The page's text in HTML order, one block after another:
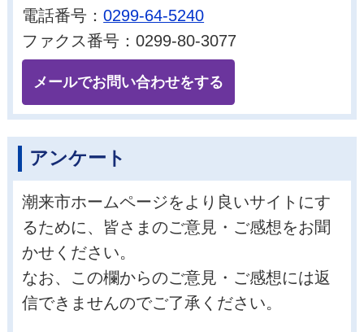
電話番号：0299-64-5240
ファクス番号：0299-80-3077
メールでお問い合わせをする
アンケート
潮来市ホームページをより良いサイトにす
るために、皆さまのご意見・ご感想をお聞
かせください。
なお、この欄からのご意見・ご感想には返
信できませんのでご了承ください。